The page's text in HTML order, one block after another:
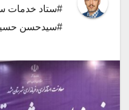
#ستاد خدمات
#سیدحسن